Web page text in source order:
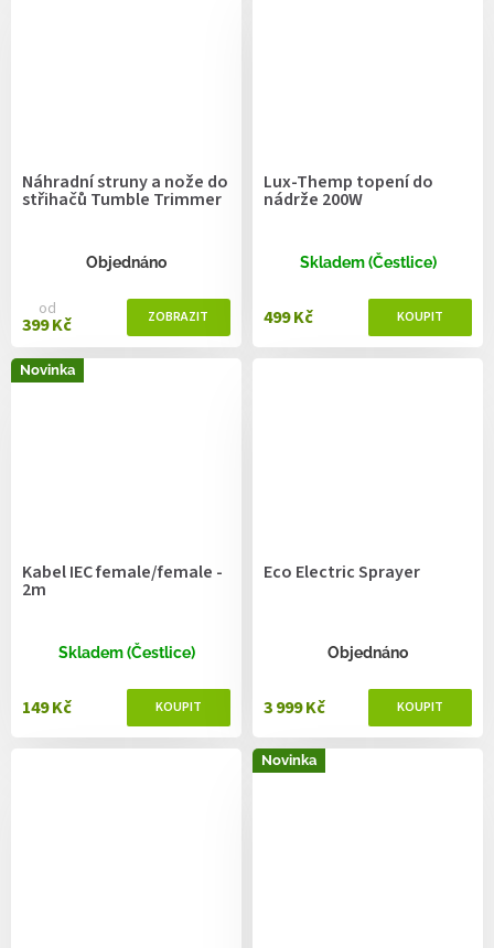
Náhradní struny a nože do
střihačů Tumble Trimmer
Objednáno
od
399 Kč
Lux-Themp topení do
nádrže 200W
Skladem (Čestlice)
499 Kč
Novinka
Kabel IEC female/female -
2m
Skladem (Čestlice)
149 Kč
Eco Electric Sprayer
Objednáno
3 999 Kč
Novinka